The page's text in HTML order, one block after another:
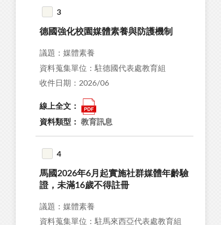
3
德國強化校園媒體素養與防護機制
議題：媒體素養
資料蒐集單位：駐德國代表處教育組
收件日期：2026/06
線上全文：
資料類型： 教育訊息
4
馬國2026年6月起實施社群媒體年齡驗
證，未滿16歲不得註冊
議題：媒體素養
資料蒐集單位：駐馬來西亞代表處教育組